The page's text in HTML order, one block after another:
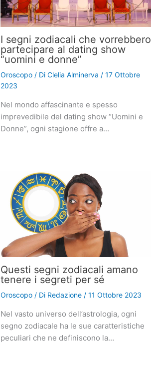
I segni zodiacali che vorrebbero
partecipare al dating show
“uomini e donne”
Oroscopo/ Di Clelia Alminerva / 17 Ottobre
2023
Nel mondo affascinante e spesso
imprevedibile del dating show “Uomini e
Donne”, ogni stagione offre a…
Questi segni zodiacali amano
tenere i segreti per sé
Oroscopo/ Di Redazione / 11 Ottobre 2023
Nel vasto universo dell’astrologia, ogni
segno zodiacale ha le sue caratteristiche
peculiari che ne definiscono la…